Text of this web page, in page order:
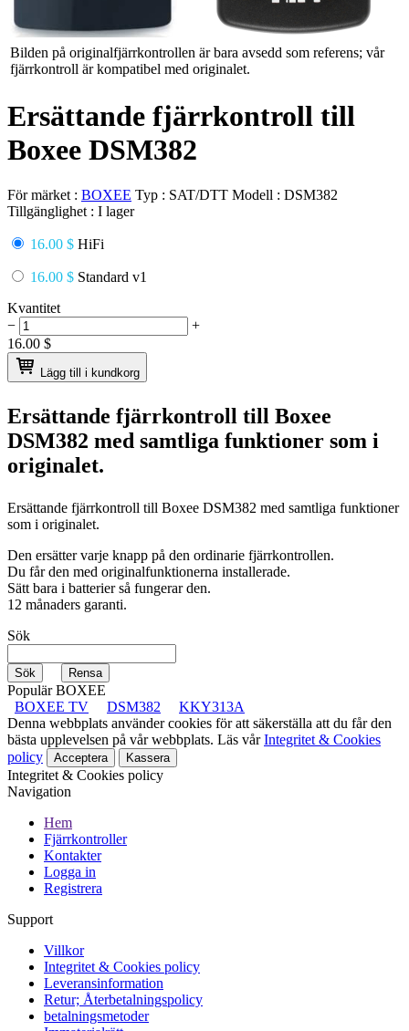
Bilden på originalfjärrkontrollen är bara avsedd som referens; vår
fjärrkontroll är kompatibel med originalet.
Ersättande fjärrkontroll till
Boxee DSM382
För märket : BOXEE Typ : SAT/DTT Modell : DSM382
Tillgänglighet : I lager
16.00 $ HiFi
16.00 $ Standard v1
Kvantitet
−
+
16.00 $
Lägg till i kundkorg
Ersättande fjärrkontroll till Boxee
DSM382 med samtliga funktioner som i
originalet.
Ersättande fjärrkontroll till Boxee DSM382 med samtliga funktioner
som i originalet.
Den ersätter varje knapp på den ordinarie fjärrkontrollen.
Du får den med originalfunktionerna installerade.
Sätt bara i batterier så fungerar den.
12 månaders garanti.
Sök
Populär BOXEE
BOXEE TV
DSM382
KKY313A
Denna webbplats använder cookies för att säkerställa att du får den
bästa upplevelsen på vår webbplats. Läs vårIntegritet & Cookies
policy
Acceptera Kassera
Integritet & Cookies policy
Navigation
Hem
Fjärrkontroller
Kontakter
Logga in
Registrera
Support
Villkor
Integritet & Cookies policy
Leveransinformation
Retur; Återbetalningspolicy
betalningsmetoder